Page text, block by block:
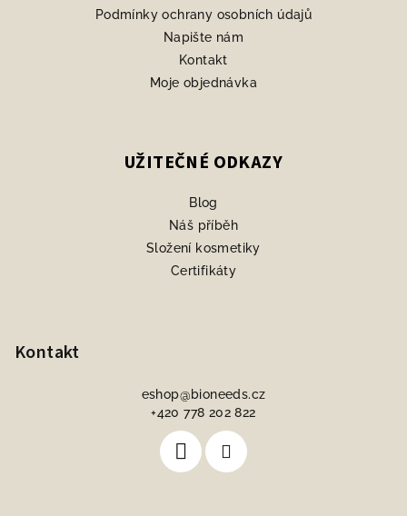
Podmínky ochrany osobních údajů
Napište nám
Kontakt
Moje objednávka
UŽITEČNÉ ODKAZY
Blog
Náš příběh
Složení kosmetiky
Certifikáty
Kontakt
eshop@bioneeds.cz
+420 778 202 822